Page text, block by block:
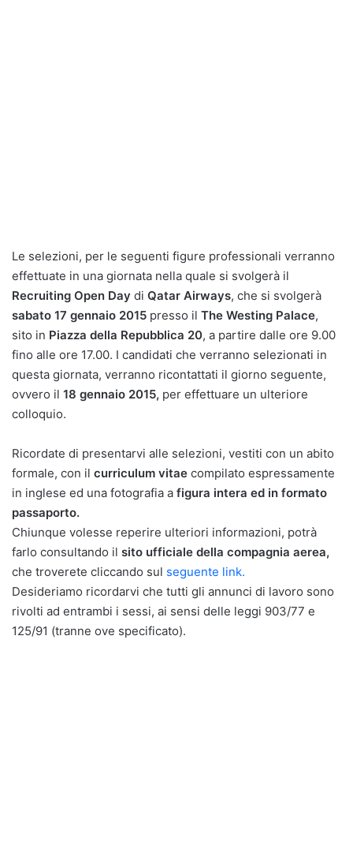
Le selezioni, per le seguenti figure professionali verranno
effettuate in una giornata nella quale si svolgerà il
Recruiting Open Day di Qatar Airways, che si svolgerà
sabato 17 gennaio 2015 presso il The Westing Palace,
sito in Piazza della Repubblica 20, a partire dalle ore 9.00
fino alle ore 17.00. I candidati che verranno selezionati in
questa giornata, verranno ricontattati il giorno seguente,
ovvero il 18 gennaio 2015, per effettuare un ulteriore
colloquio.
Ricordate di presentarvi alle selezioni, vestiti con un abito
formale, con il curriculum vitae compilato espressamente
in inglese ed una fotografia a figura intera ed in formato
passaporto.
Chiunque volesse reperire ulteriori informazioni, potrà
farlo consultando il sito ufficiale della compagnia aerea,
che troverete cliccando sul seguente link.
Desideriamo ricordarvi che tutti gli annunci di lavoro sono
rivolti ad entrambi i sessi, ai sensi delle leggi 903/77 e
125/91 (tranne ove specificato).